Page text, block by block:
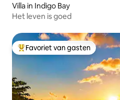
Villa in Indigo Bay
Het leven is goed
Topfavoriet van gasten
Favoriet van gasten